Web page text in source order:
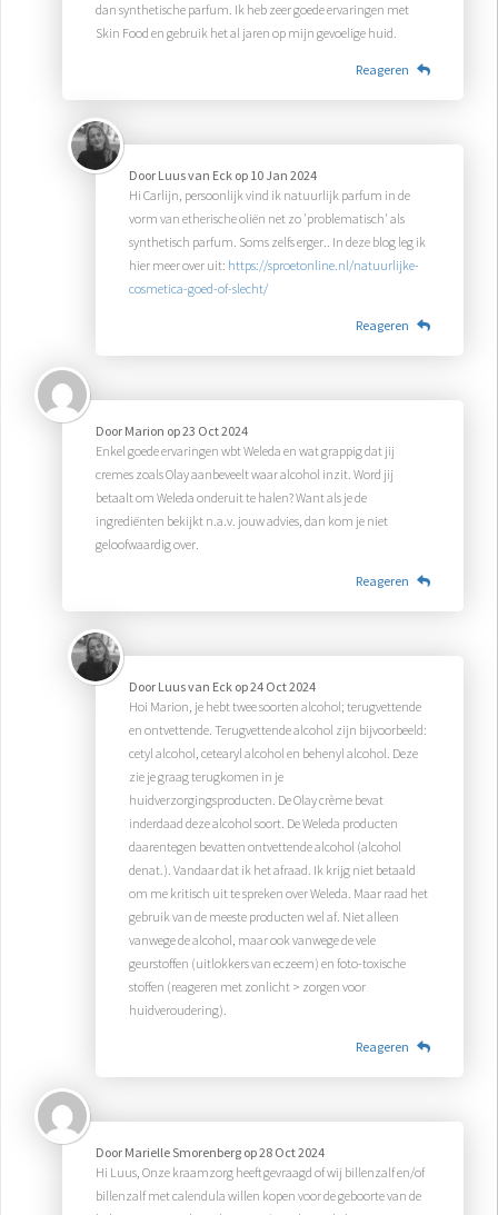
dan synthetische parfum. Ik heb zeer goede ervaringen met
Skin Food en gebruik het al jaren op mijn gevoelige huid.
Reageren
Door Luus van Eck op 10 Jan 2024
Hi Carlijn, persoonlijk vind ik natuurlijk parfum in de
vorm van etherische oliën net zo 'problematisch' als
synthetisch parfum. Soms zelfs erger.. In deze blog leg ik
hier meer over uit: https://sproetonline.nl/natuurlijke-
cosmetica-goed-of-slecht/
Reageren
Door Marion op23 Oct 2024
Enkel goede ervaringen wbt Weleda en wat grappig dat jij
cremes zoals Olay aanbeveelt waar alcohol inzit. Word jij
betaalt om Weleda onderuit te halen? Want als je de
ingrediënten bekijkt n.a.v. jouw advies, dan kom je niet
geloofwaardig over.
Reageren
Door Luus van Eck op24 Oct 2024
Hoi Marion, je hebt twee soorten alcohol; terugvettende
en ontvettende. Terugvettende alcohol zijn bijvoorbeeld:
cetyl alcohol, cetearyl alcohol en behenyl alcohol. Deze
zie je graag terugkomen in je
huidverzorgingsproducten. De Olay crème bevat
inderdaad deze alcohol soort. De Weleda producten
daarentegen bevatten ontvettende alcohol (alcohol
denat.). Vandaar dat ik het afraad. Ik krijg niet betaald
om me kritisch uit te spreken over Weleda. Maar raad het
gebruik van de meeste producten wel af. Niet alleen
vanwege de alcohol, maar ook vanwege de vele
geurstoffen (uitlokkers van eczeem) en foto-toxische
stoffen (reageren met zonlicht > zorgen voor
huidveroudering).
Reageren
Door Marielle Smorenberg op28 Oct 2024
Hi Luus, Onze kraamzorg heeft gevraagd of wij billenzalf en/of
billenzalf met calendula willen kopen voor de geboorte van de